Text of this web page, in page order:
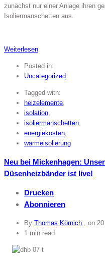
zunächst nur einer Anlage ihren
Isoliermanschetten aus.
Weiterlesen
Posted in:
Uncategorized
Tagged with:
heizelemente
isolation
isoliermanschetten
energiekosten
wärmeisolierung
Neu bei Mickenhagen:
Düsenheizbänder ist live!
Drucken
Abonnieren
By Thomas Körnich , on
1 min read